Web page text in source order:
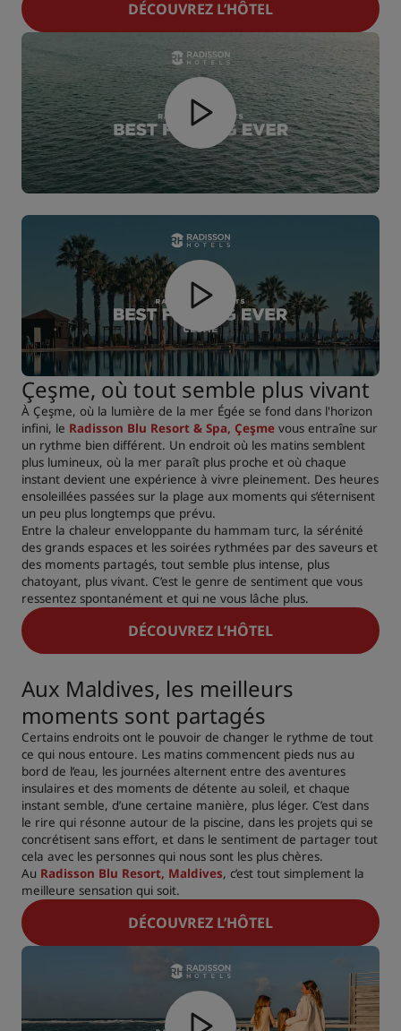
DÉCOUVREZ L’HÔTEL
Çeşme, où tout semble plus vivant
À Çeşme, où la lumière de la mer Égée se fond dans l'horizon
infini, le Radisson Blu Resort & Spa, Çeşme vous entraîne sur
un rythme bien différent. Un endroit où les matins semblent
plus lumineux, où la mer paraît plus proche et où chaque
instant devient une expérience à vivre pleinement. Des heures
ensoleillées passées sur la plage aux moments qui s’éternisent
un peu plus longtemps que prévu.
Entre la chaleur enveloppante du hammam turc, la sérénité
des grands espaces et les soirées rythmées par des saveurs et
des moments partagés, tout semble plus intense, plus
chatoyant, plus vivant. C’est le genre de sentiment que vous
ressentez spontanément et qui ne vous lâche plus.
DÉCOUVREZ L’HÔTEL
Aux Maldives, les meilleurs
moments sont partagés
Certains endroits ont le pouvoir de changer le rythme de tout
ce qui nous entoure. Les matins commencent pieds nus au
bord de l’eau, les journées alternent entre des aventures
insulaires et des moments de détente au soleil, et chaque
instant semble, d’une certaine manière, plus léger. C’est dans
le rire qui résonne autour de la piscine, dans les projets qui se
concrétisent sans effort, et dans le sentiment de partager tout
cela avec les personnes qui nous sont les plus chères.
Au Radisson Blu Resort, Maldives, c’est tout simplement la
meilleure sensation qui soit.
DÉCOUVREZ L’HÔTEL